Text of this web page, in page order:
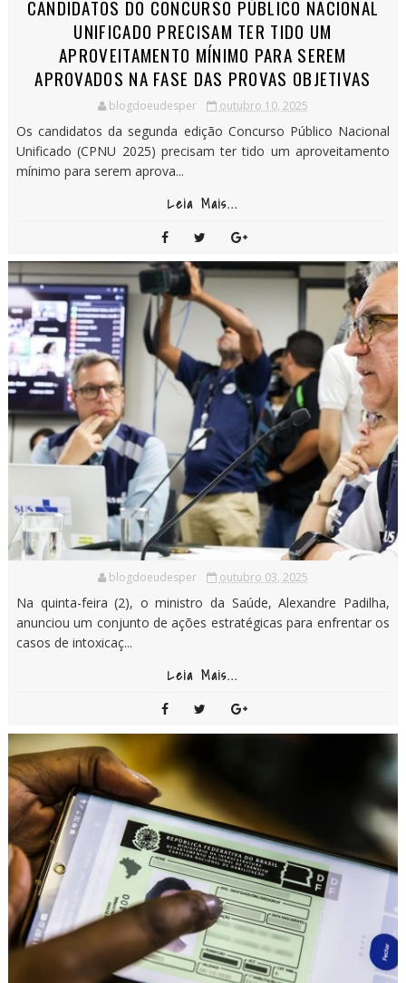
CANDIDATOS DO CONCURSO PÚBLICO NACIONAL
UNIFICADO PRECISAM TER TIDO UM
APROVEITAMENTO MÍNIMO PARA SEREM
APROVADOS NA FASE DAS PROVAS OBJETIVAS
blogdoeudesper outubro 10, 2025
Os candidatos da segunda edição Concurso Público Nacional
Unificado (CPNU 2025) precisam ter tido um aproveitamento
mínimo para serem aprova...
Leia Mais...
blogdoeudesper outubro 03, 2025
Na quinta-feira (2), o ministro da Saúde, Alexandre Padilha,
anunciou um conjunto de ações estratégicas para enfrentar os
casos de intoxicaç...
Leia Mais...